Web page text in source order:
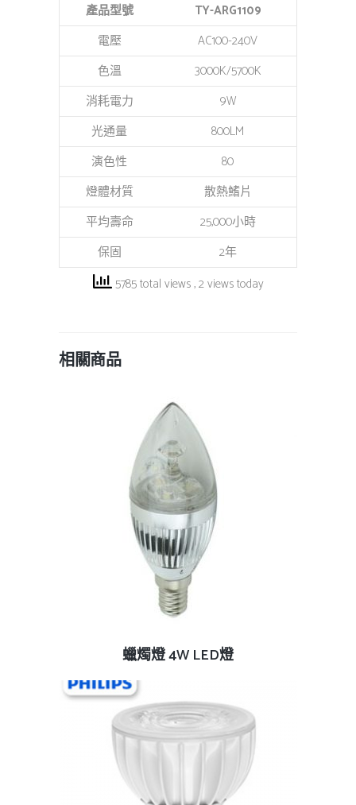
產品型號
TY-ARG1109
電壓
AC100-240V
色溫
3000K/5700K
消耗電力
9W
光通量
800LM
演色性
80
燈體材質
散熱鰭片
平均壽命
25,000小時
保固
2年
5785 total views, 2 views today
相關商品
查看內容
蠟燭燈 4W LED燈